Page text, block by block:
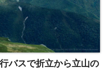
バスで折立から立山の